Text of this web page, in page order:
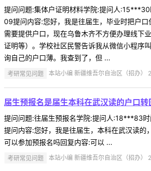
提问问题:集体户证明材料学院:提问人
09提问内容:您好，我是往届生，毕业时把户
需要提供户口，现在乌鲁木齐不方便办理线下
证明等）。学校社区民警告诉我从微信小程序
询自己的户口薄。我查到了，但 ...
考研常见问题 本站小编 新疆维吾尔自治区（招办）
届生预报名是届生本科在武汉读的户口
提问问题:往届生预报名学院:提问人:18***83
提问内容:您好，我是往届生，本科在武汉读的
可以参加预报名吗回复内容:可以 ...
考研常见问题 本站小编 新疆维吾尔自治区（招办）